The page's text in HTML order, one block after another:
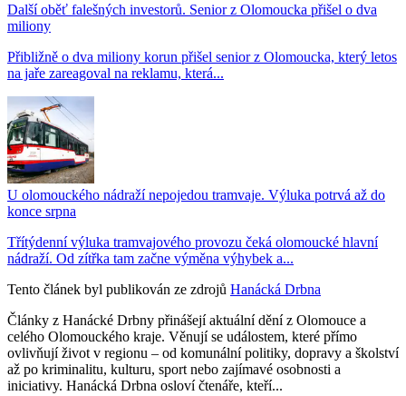
Další oběť falešných investorů. Senior z Olomoucka přišel o dva
miliony
Přibližně o dva miliony korun přišel senior z Olomoucka, který letos
na jaře zareagoval na reklamu, která...
U olomouckého nádraží nepojedou tramvaje. Výluka potrvá až do
konce srpna
Třítýdenní výluka tramvajového provozu čeká olomoucké hlavní
nádraží. Od zítřka tam začne výměna výhybek a...
Tento článek byl publikován ze zdrojů Hanácká Drbna
Články z Hanácké Drbny přinášejí aktuální dění z Olomouce a
celého Olomouckého kraje. Věnují se událostem, které přímo
ovlivňují život v regionu – od komunální politiky, dopravy a školství
až po kriminalitu, kulturu, sport nebo zajímavé osobnosti a
iniciativy. Hanácká Drbna osloví čtenáře, kteří...